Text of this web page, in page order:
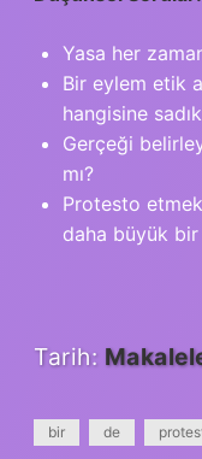
Yasa her
Bir eylem etik
hangisine
Gerçeği
mı?
Protesto
daha büyük
Tarih:
bir de